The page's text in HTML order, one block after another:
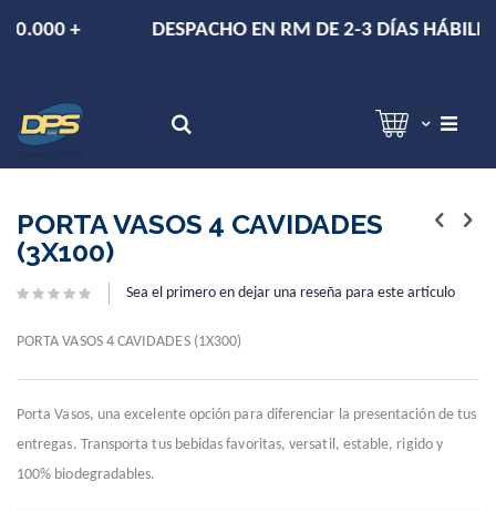
DESPACHO EN RM DE 2-3 DÍAS HÁBILES.
to
the
end
the
gallery
to
the
beginning
the
gallery
PORTA VASOS 4 CAVIDADES
(3X100)
Sea el primero en dejar una reseña para este artículo
PORTA VASOS 4 CAVIDADES (1X300)
Porta Vasos, una excelente opción para diferenciar la presentación de tus
entregas. Transporta tus bebidas favoritas, versatil, estable, rigido y
100% biodegradables.